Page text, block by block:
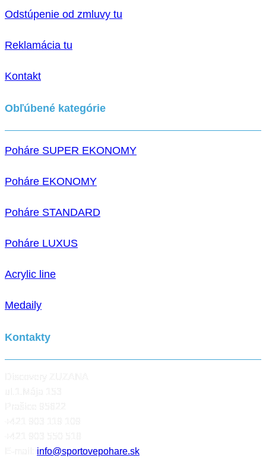
Odstúpenie od zmluvy tu
Reklamácia tu
Kontakt
Obľúbené kategórie
Poháre SUPER EKONOMY
Poháre EKONOMY
Poháre STANDARD
Poháre LUXUS
Acrylic line
Medaily
Kontakty
info@sportovepohare.sk